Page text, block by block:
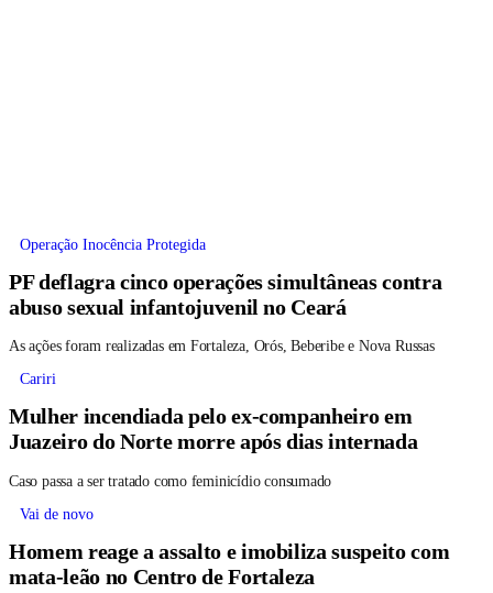
Operação Inocência Protegida
PF deflagra cinco operações simultâneas contra
abuso sexual infantojuvenil no Ceará
As ações foram realizadas em Fortaleza, Orós, Beberibe e Nova Russas
Cariri
Mulher incendiada pelo ex-companheiro em
Juazeiro do Norte morre após dias internada
Caso passa a ser tratado como feminicídio consumado
Vai de novo
Homem reage a assalto e imobiliza suspeito com
mata-leão no Centro de Fortaleza